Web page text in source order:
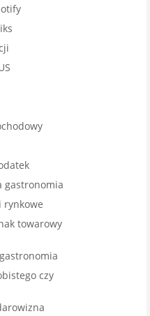
gastronomia
rynkowe
towarowy
czy